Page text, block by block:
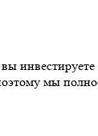
мы